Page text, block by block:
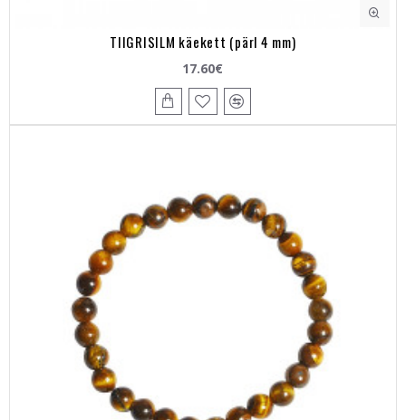
TIIGRISILM käekett (pärl 4 mm)
17.60€